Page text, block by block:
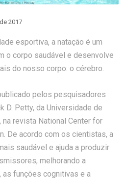
2017
esportiva, a natação é um
o corpo saudável e desenvolve
do nosso corpo: o cérebro.
pelos pesquisadores
D. Petty, da Universidade de
na revista National Center for
De acordo com os cientistas, a
saudável e ajuda a produzir
melhorando a
as funções cognitivas e a